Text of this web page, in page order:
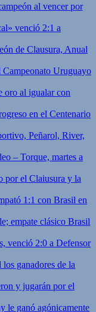
al vencer por
venció 2:1 a
de Clausura, Anual
Campeonato Uruguayo
oro al igualar con
en el Centenario
Peñarol, River,
– Torque, martes a
por el Claiusura y la
1:1 con Brasil en
empate clásico Brasil
venció 2:0 a Defensor
ganadores de la
y jugarán por el
le ganó agónicamente